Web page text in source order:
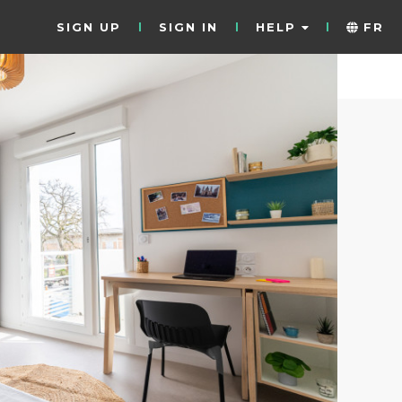
SIGN UP SIGN IN HELP FR
9